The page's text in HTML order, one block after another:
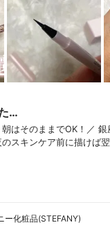
…
はそのままでOK！／
スキンケア前に描けば
ー化粧品(STEFANY)